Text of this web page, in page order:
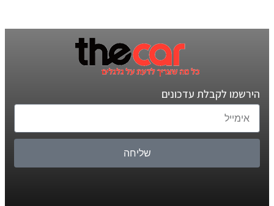
הירשמו לקבלת עדכונים
שליחה